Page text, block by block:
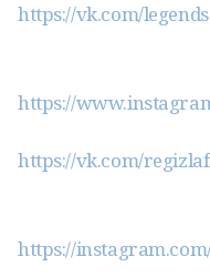
https://vk.com/
https://
https://vk.com/
https://